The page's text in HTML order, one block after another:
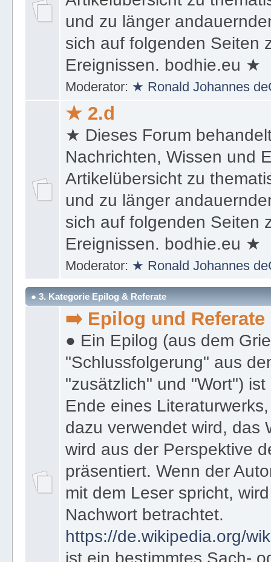
und zu länger
sich auf folgenden Seiten
Ereignissen. bodhie.eu ★
Moderator: ★ Ronald Johannes
★ 2.d
★ Dieses Forum
Nachrichten, Wissen und
Artikelübersicht zu
und zu länger
sich auf folgenden Seiten
Ereignissen. bodhie.eu ★
Moderator: ★ Ronald Johannes
● 3. Kategorie Epilog & Referate
➡️ Epilog und Referate
● Ein Epilog (aus dem
"Schlussfolgerung" aus
"zusätzlich" und "Wort")
Ende eines
dazu verwendet wird, das
wird aus der Perspektive
präsentiert. Wenn der
mit dem Leser spricht,
Nachwort betrachtet.
https://de.wikipedia.org/
ist ein bestimmtes Sach-